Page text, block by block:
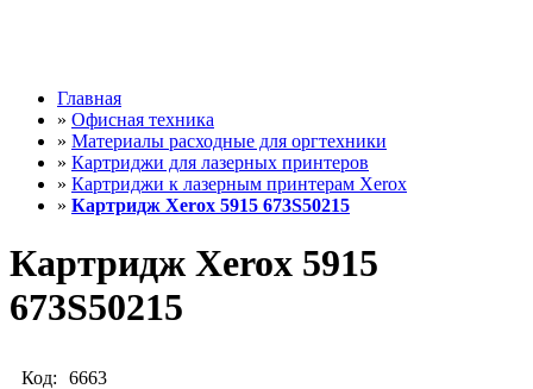
Главная
» Офисная техника
» Материалы расходные для оргтехники
» Картриджи для лазерных принтеров
» Картриджи к лазерным принтерам Xerox
» Картридж Xerox 5915 673S50215
Картридж Xerox 5915
673S50215
Код: 6663